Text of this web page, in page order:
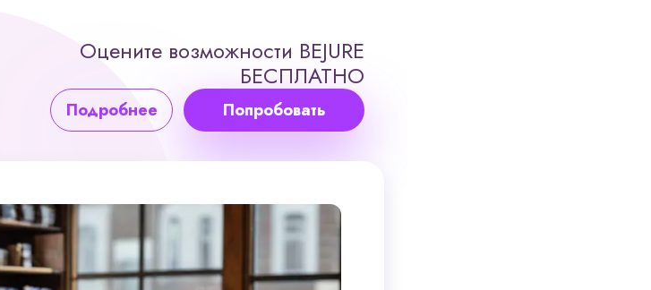
Оцените возможности BEJURE
БЕСПЛАТНО
Подробнее Попробовать